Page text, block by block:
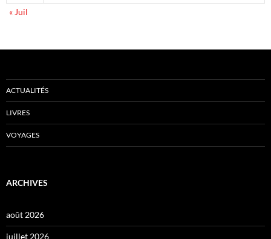
« Juil
ACTUALITÉS
LIVRES
VOYAGES
ARCHIVES
août 2026
juillet 2026